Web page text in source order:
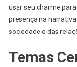
usar seu charme
presença na
sociedade e das
Temas